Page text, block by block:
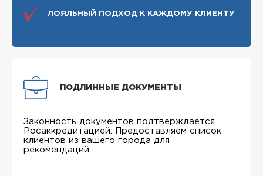
ЛОЯЛЬНЫЙ ПОДХОД К КАЖДОМУ КЛИЕНТУ
ПОДЛИННЫЕ ДОКУМЕНТЫ
Законность документов подтверждается
Росаккредитацией. Предоставляем список
клиентов из вашего города для
рекомендаций.